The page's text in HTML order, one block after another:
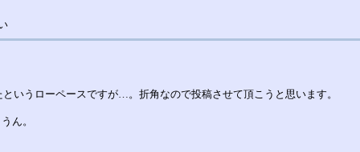
いうローペースですが…。折角なので投稿させて頂こうと思います。
ん。